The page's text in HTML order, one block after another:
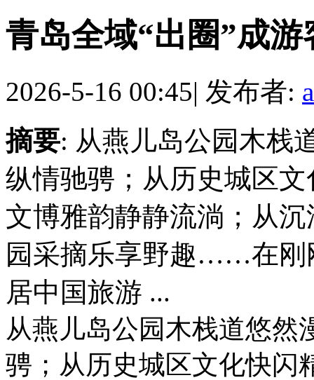
青岛全域“出圈”成
2026-5-16 00:45| 发布者:
摘要: 从燕儿岛公园木栈
纵情驰骋；从历史城区
文博雅韵静静流淌；从
园采摘乐享野趣……在刚
居中国旅游 ...
从燕儿岛公园木栈道悠然
骋；从历史城区文化快闪